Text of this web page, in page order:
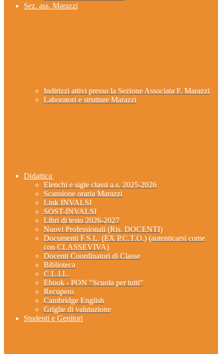
Sez. ass. Marazzi
Indirizzi attivi presso la Sezione Associata F. Marazzi
Laboratori e strutture Marazzi
Didattica
Elenchi e sigle classi a.s. 2025-2026
Scansione oraria Marazzi
Link INVALSI
SOST-INVALSI
Libri di testo 2026-2027
Nuovi Professionali (Ris. DOCENTI)
Documenti F.S.L. (EX P.C.T.O.) (autenticarsi come
con CLASSEVIVA)
Docenti Coordinatori di Classe
Biblioteca
C.L.I.L.
Ebook - PON "Scuola per tutti"
Recupero
Cambridge English
Griglie di valutazione
Studenti e Genitori